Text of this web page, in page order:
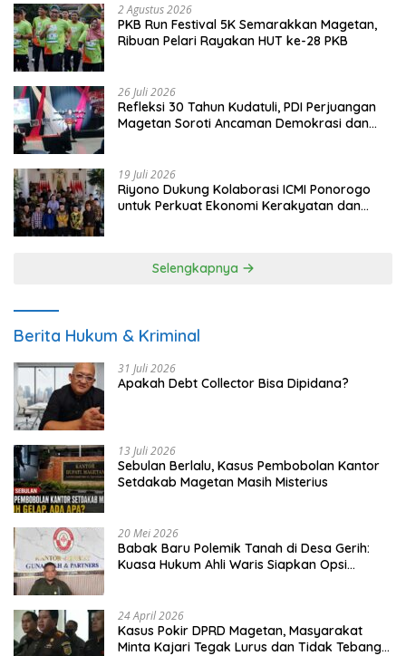
2 Agustus 2026
PKB Run Festival 5K Semarakkan Magetan,
Ribuan Pelari Rayakan HUT ke-28 PKB
26 Juli 2026
Refleksi 30 Tahun Kudatuli, PDI Perjuangan
Magetan Soroti Ancaman Demokrasi dan
19 Juli 2026
Riyono Dukung Kolaborasi ICMI Ponorogo
untuk Perkuat Ekonomi Kerakyatan dan
Selengkapnya
Berita Hukum & Kriminal
31 Juli 2026
Apakah Debt Collector Bisa Dipidana?
13 Juli 2026
Sebulan Berlalu, Kasus Pembobolan Kantor
Setdakab Magetan Masih Misterius
20 Mei 2026
Babak Baru Polemik Tanah di Desa Gerih:
Kuasa Hukum Ahli Waris Siapkan Opsi
24 April 2026
Kasus Pokir DPRD Magetan, Masyarakat
Minta Kajari Tegak Lurus dan Tidak Tebang